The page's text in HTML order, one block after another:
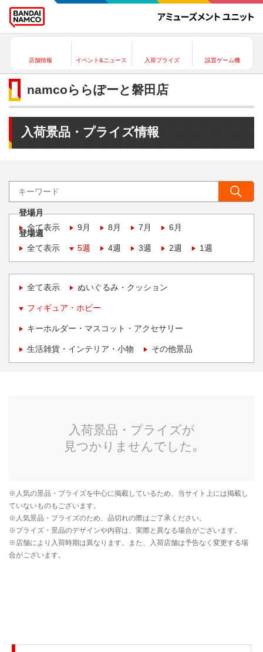
店舗情報 イベント&ニュース 入荷プライズ 設置ゲーム機
namcoららぽーと磐田店
入荷景品・プライズ情報
登場月
全て表示
9月 8月 7月 6月
登場週
全て表示
5週 4週 3週 2週 1週
全て表示 ぬいぐるみ・クッション
フィギュア・ホビー
キーホルダー・マスコット・アクセサリー
生活雑貨・インテリア・小物 その他景品